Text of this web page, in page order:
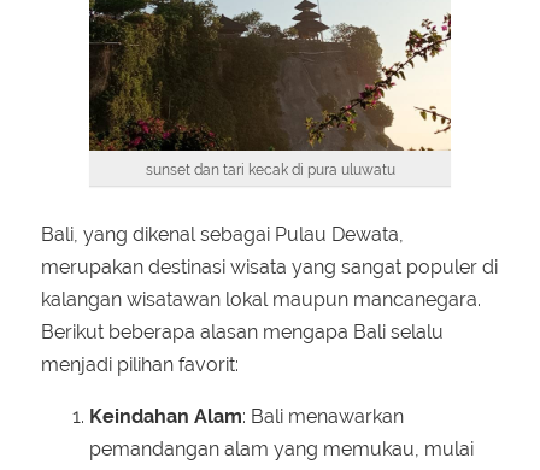
sunset dan tari kecak di pura uluwatu
Bali, yang dikenal sebagai Pulau Dewata,
merupakan destinasi wisata yang sangat populer di
kalangan wisatawan lokal maupun mancanegara.
Berikut beberapa alasan mengapa Bali selalu
menjadi pilihan favorit:
Keindahan Alam: Bali menawarkan
pemandangan alam yang memukau, mulai